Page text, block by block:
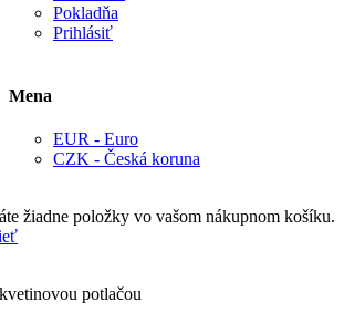
Pokladňa
Prihlásiť
Mena
EUR - Euro
CZK - Česká koruna
žiadne položky vo vašom nákupnom košíku.
potlačou